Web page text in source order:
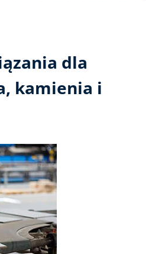
dla
kamienia i